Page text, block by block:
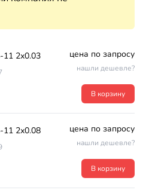
2х0.03 цена по запросу
нашли дешевле?
В корзину
2х0.08 цена по запросу
нашли дешевле?
В корзину